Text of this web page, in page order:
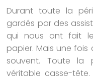
Durant toute la
gardés par des
qui nous ont fait
papier. Mais une fois
souvent. Toute la
véritable casse-tête.